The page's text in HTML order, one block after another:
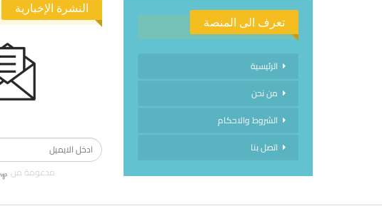
تعرف الى المنصة
الرئيسية
من نحن
الشروط والاحكام
اتصل بنا
النشرة الإخبارية
مدعومة من